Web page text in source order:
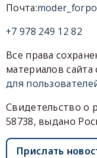
Почта:
+7 978 249 12 82
Все права
материалов сайта
для
Свидетельство о
58738, выдано
Прислать